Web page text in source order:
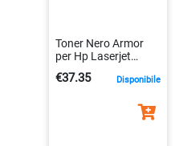
Toner Nero Armor
per Hp Laserjet
P2055 K15120
€37.35 Disponibile